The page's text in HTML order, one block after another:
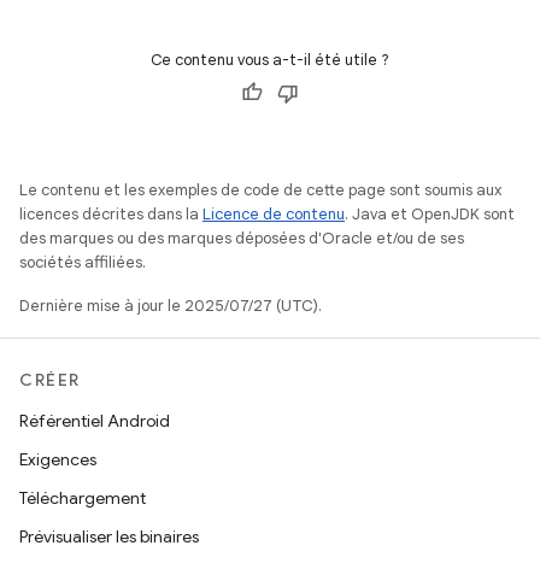
Ce contenu vous a-t-il été utile ?
Le contenu et les exemples de code de cette page sont soumis aux
licences décrites dans la Licence de contenu. Java et OpenJDK sont
des marques ou des marques déposées d'Oracle et/ou de ses
sociétés affiliées.
Dernière mise à jour le 2025/07/27 (UTC).
CRÉER
Référentiel Android
Exigences
Téléchargement
Prévisualiser les binaires